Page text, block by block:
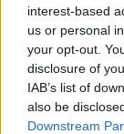
interest-based
us or personal
your opt-out.
disclosure of
IAB’s list of
also be
Downstream
MKIF Magyar
Bicske
csomópont
M1 bővítés:
csomópont